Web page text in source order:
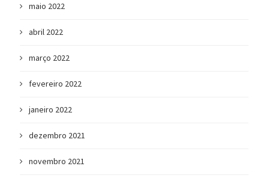
maio 2022
abril 2022
março 2022
fevereiro 2022
janeiro 2022
dezembro 2021
novembro 2021